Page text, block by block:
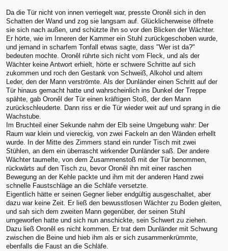
Da die Tür nicht von innen verriegelt war, presste Oronêl sich in den
Schatten der Wand und zog sie langsam auf. Glücklicherweise öffnete
sie sich nach außen, und schützte ihn so vor den Blicken der Wächter.
Er hörte, wie im Inneren der Kammer ein Stuhl zurückgeschoben wurde,
und jemand in scharfem Tonfall etwas sagte, dass "Wer ist da?"
bedeuten mochte. Oronêl rührte sich nicht vom Fleck, und als der
Wächter keine Antwort erhielt, hörte er schwere Schritte auf sich
zukommen und roch den Gestank von Schweiß, Alkohol und altem
Leder, den der Mann verströmte. Als der Dunländer einen Schritt auf der
Tür hinaus gemacht hatte und wahrscheinlich ins Dunkel der Treppe
spähte, gab Oronêl der Tür einen kräftigen Stoß, der den Mann
zurückschleuderte. Dann riss er die Tür wieder weit auf und sprang in die
Wachstube.
Im Bruchteil einer Sekunde nahm der Elb seine Umgebung wahr: Der
Raum war klein und viereckig, von zwei Fackeln an den Wänden erhellt
wurde. In der Mitte des Zimmers stand ein runder Tisch mit zwei
Stühlen, an dem ein überrascht wirkender Dunländer saß. Der andere
Wächter taumelte, von dem Zusammenstoß mit der Tür benommen,
rückwärts auf den Tisch zu, bevor Oronêl ihn mit einer raschen
Bewegung an der Kehle packte und ihm mit der anderen Hand zwei
schnelle Faustschläge an die Schläfe versetzte.
Eigentlich hätte er seinen Gegner lieber endgültig ausgeschaltet, aber
dazu war keine Zeit. Er ließ den bewusstlosen Wächter zu Boden gleiten,
und sah sich dem zweiten Mann gegenüber, der seinen Stuhl
umgeworfen hatte und sich nun anschickte, sein Schwert zu ziehen.
Dazu ließ Oronêl es nicht kommen. Er trat dem Dunländer mit Schwung
zwischen die Beine und hieb ihm als er sich zusammenkrümmte,
ebenfalls die Faust an die Schläfe.